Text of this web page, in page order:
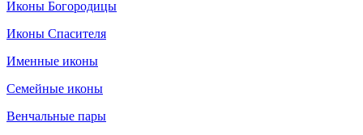
Иконы Богородицы
Иконы Спасителя
Именные иконы
Семейные иконы
Венчальные пары